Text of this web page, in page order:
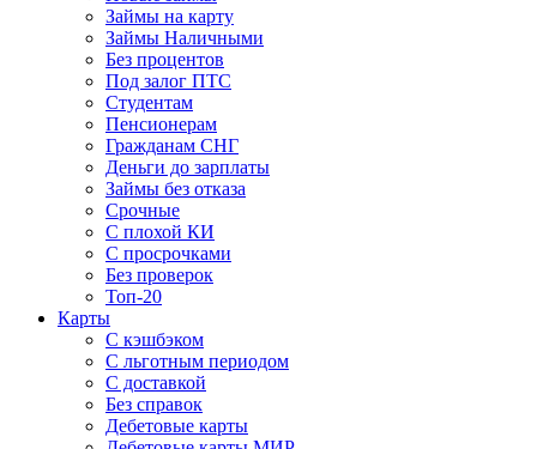
Займы на карту
Займы Наличными
Без процентов
Под залог ПТС
Студентам
Пенсионерам
Гражданам СНГ
Деньги до зарплаты
Займы без отказа
Срочные
С плохой КИ
С просрочками
Без проверок
Топ-20
Карты
С кэшбэком
С льготным периодом
С доставкой
Без справок
Дебетовые карты